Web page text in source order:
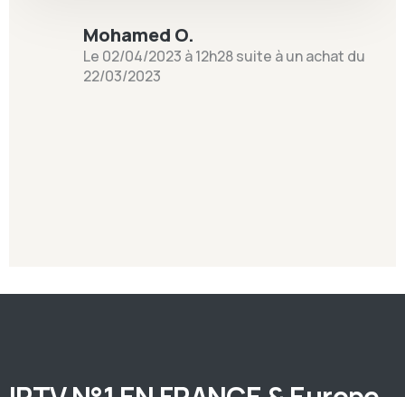
Mohamed O.
Le 02/04/2023 à 12h28 suite à un achat du
22/03/2023